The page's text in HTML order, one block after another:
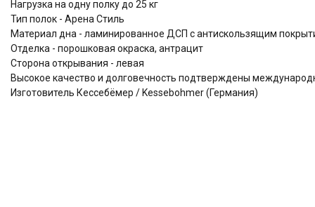
Нагрузка на одну полку до 25 кг
Тип полок - Арена Стиль
Материал дна - ламинированное ДСП с антискользящим
Отделка - порошковая окраска, антрацит
Сторона открывания - левая
Высокое качество и долговечность подтверждены
Изготовитель Кессебёмер / Kessebohmer (Германия)